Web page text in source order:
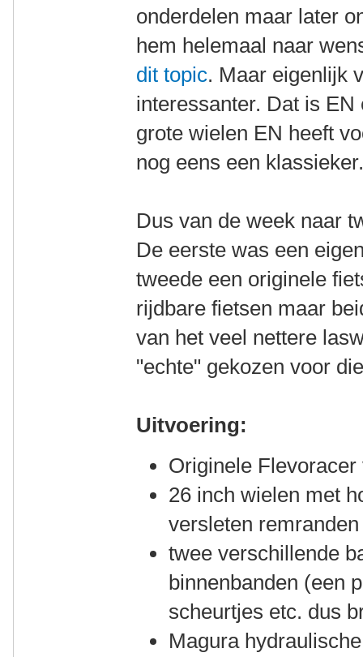
onderdelen maar later
hem helemaal naar
dit topic. Maar eigenlijk
interessanter. Dat is
grote wielen EN heeft
nog eens een
Dus van de week naar
De eerste was een
tweede een originele
rijdbare fietsen maar
van het veel nettere
"echte" gekozen voor
Uitvoering:
Originele
26 inch wielen met
versleten
twee verschillende
binnenbanden (een
scheurtjes etc. dus
Magura